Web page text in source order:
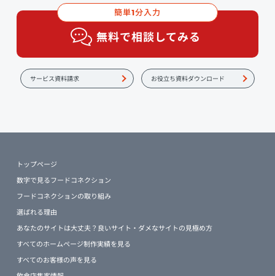
簡単1分入力
無料で相談してみる
サービス資料請求 お役立ち資料ダウンロード
トップページ
数字で見るフードコネクション
フードコネクションの取り組み
選ばれる理由
あなたのサイトは大丈夫？良いサイト・ダメなサイトの見極め方
すべてのホームページ制作実績を見る
すべてのお客様の声を見る